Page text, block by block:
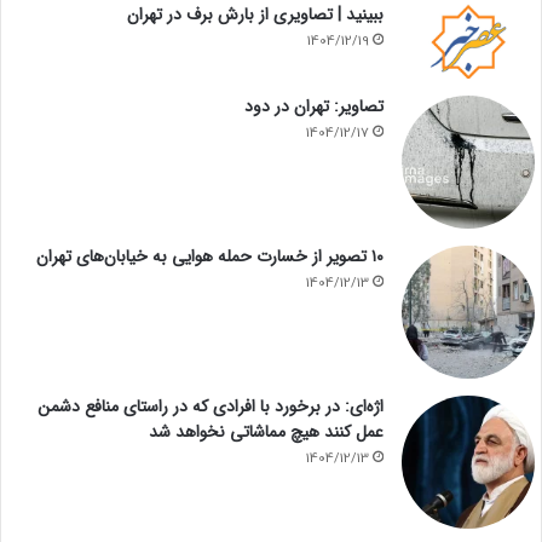
ببینید | تصاویری از بارش برف در تهران
1404/12/19
تصاویر: تهران در دود
1404/12/17
۱۰ تصویر از خسارت حمله هوایی به خیابان‌های تهران
1404/12/13
اژه‌ای: در برخورد با افرادی که در راستای منافع دشمن
عمل کنند هیچ مماشاتی نخواهد شد
1404/12/13